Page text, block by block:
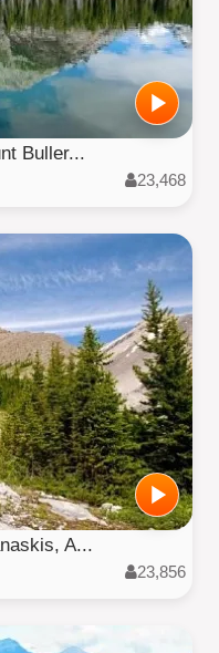
Buller...
23,468
A...
23,856